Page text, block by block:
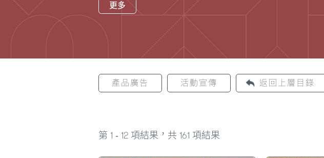
更多
產品廣告 活動宣傳 返回上層目錄
第 1 - 12 項結果，共 161 項結果